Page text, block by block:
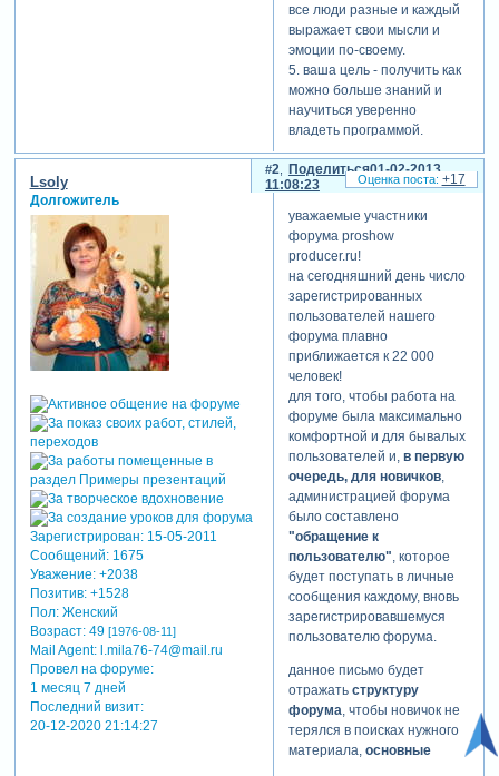
все люди разные и каждый
выражает свои мысли и
эмоции по-своему.
5. ваша цель - получить как
можно больше знаний и
научиться уверенно
владеть программой.
значит отбрасывайте в
сторону все
второстепенное и
оставляйте основную
задачу, которую вы хотите
решить.
теги: правила форума
Поделиться
2
01-02-2013
11:08:23
Lsoly
Долгожитель
Зарегистрирован: 15-05-2011
Сообщений:1675
Уважение: +2038
Позитив: +1528
Пол:Женский
Возраст:49 [1976-08-11]
Mail Agent:l.mila76-74@mail.ru
Провел на форуме:
1 месяц 7 дней
Последний визит:
20-12-2020 21:14:27
уважаемые участники
форума proshow
producer.ru!
на сегодняшний день число
зарегистрированных
пользователей нашего
форума плавно
приближается к 22 000
человек!
для того, чтобы работа на
форуме была максимально
комфортной и для бывалых
пользователей и, в первую
очередь, для новичков,
администрацией форума
было составлено
"обращение к
пользователю", которое
будет поступать в личные
сообщения каждому, вновь
зарегистрировавшемуся
пользователю форума.
данное письмо будет
отражать структуру
форума, чтобы новичок не
терялся в поисках нужного
материала, основные
+17